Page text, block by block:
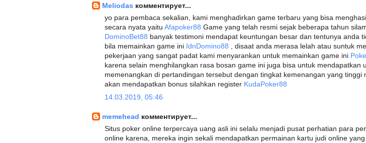
Meliodas комментирует...
yo para pembaca sekalian, kami menghadirkan game terbaru yang bisa
secara nyata yaitu Afapoker88 Game yang telah resmi sejak beberapa tahun
DominoBet88 banyak testimoni mendapat keuntungan besar dan tentunya anda
bila memainkan game ini IdnDomino88 , disaat anda merasa lelah atau suntuk
pekerjaan yang sangat padat kami menyarankan untuk memainkan game ini
karena selain menghilangkan rasa bosan game ini juga bisa untuk mendapatkan
memenangkan di pertandingan tersebut dengan tingkat kemenangan yang tinggi
akan mendapatkan bonus silahkan register KudaPoker88
14.03.2019, 05:46
memehead комментирует...
Situs poker online terpercaya uang asli ini selalu menjadi pusat perhatian para
online karena, mereka ingin sekali mendapatkan permainan kartu judi online yang